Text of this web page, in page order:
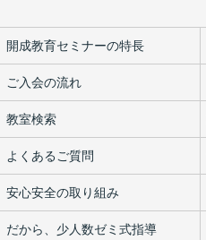
開成教育セミナーの特長
ご入会の流れ
教室検索
よくあるご質問
安心安全の取り組み
だから、少人数ゼミ式指導